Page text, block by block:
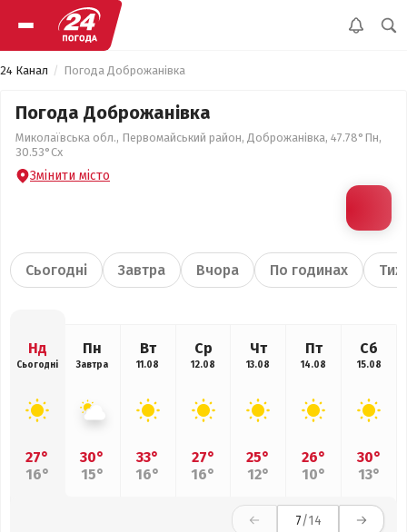
24 Канал Погода Доброжанівка
Погода Доброжанівка
Миколаївська обл., Первомайський район, Доброжанівка, 47.78°Пн,
30.53°Сх
Змінити місто
Сьогодні Завтра Вчора По годинах
Нд
Сьогодні
27°
16°
Пн
Завтра
30°
15°
Вт
11.08
33°
16°
Ср
12.08
27°
16°
Чт
13.08
25°
12°
Пт
14.08
26°
10°
Сб
15.08
30°
13°
7/14